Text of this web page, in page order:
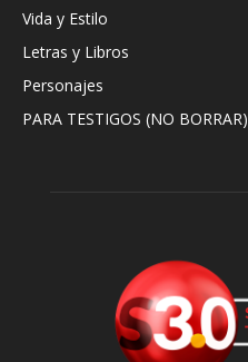
Vida y Estilo
Letras y Libros
Personajes
PARA TESTIGOS (NO BORRAR)